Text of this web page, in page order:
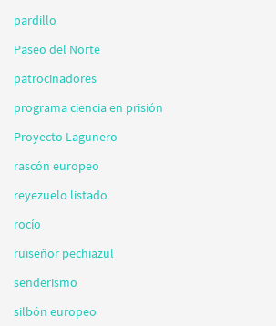
pardillo
Paseo del Norte
patrocinadores
programa ciencia en prisión
Proyecto Lagunero
rascón europeo
reyezuelo listado
rocío
ruiseñor pechiazul
senderismo
silbón europeo